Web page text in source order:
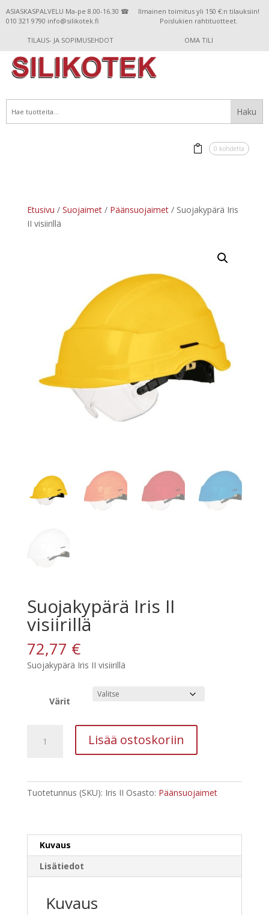
ASIASKASPALVELU Ma-pe 8.00-16.30 ☎
010 321 9790 info@silikotek.fi
Ilmainen toimitus yli 150 €:n tilauksiin!
Poislukien rahtituotteet.
TILAUS- JA SOPIMUSEHDOT OMA TILI
0 kohdetta
Etusivu / Suojaimet/ Päänsuojaimet/ Suojakypärä Iris
II visiirillä
Suojakypärä Iris II
visiirillä
72,77 €
Suojakypärä Iris II visiirillä
Värit
Lisää ostoskoriin
Tuotetunnus (SKU): Iris II Osasto: Päänsuojaimet
Kuvaus
Lisätiedot
Kuvaus